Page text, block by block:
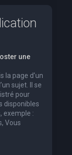
une
la page d’un
sujet. Il se
pour
disponibles
exemple :
Vous